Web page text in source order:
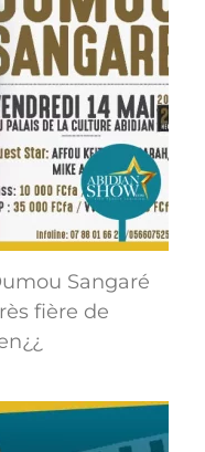
Sangaré
fière de